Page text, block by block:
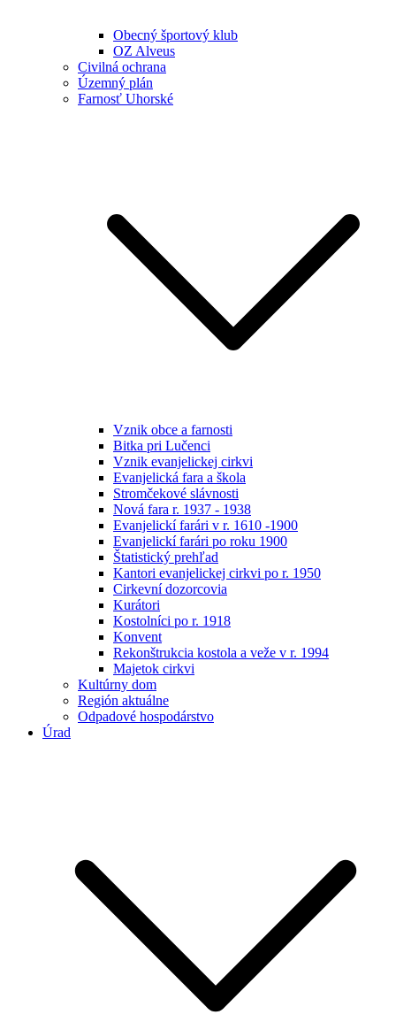
Obecný športový klub
OZ Alveus
Civilná ochrana
Územný plán
Farnosť Uhorské
Vznik obce a farnosti
Bitka pri Lučenci
Vznik evanjelickej cirkvi
Evanjelická fara a škola
Stromčekové slávnosti
Nová fara r. 1937 - 1938
Evanjelickí farári v r. 1610 -1900
Evanjelickí farári po roku 1900
Štatistický prehľad
Kantori evanjelickej cirkvi po r. 1950
Cirkevní dozorcovia
Kurátori
Kostolníci po r. 1918
Konvent
Rekonštrukcia kostola a veže v r. 1994
Majetok cirkvi
Kultúrny dom
Región aktuálne
Odpadové hospodárstvo
Úrad